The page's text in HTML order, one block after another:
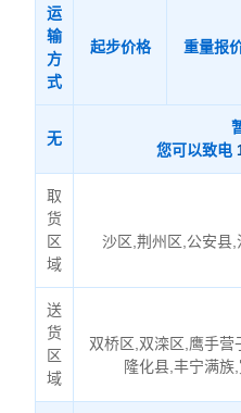
运
输
方
式
起步价格 重量报
无
您可以致电
取
货
区
域
沙区,荆州区,公安县,
送
货
区
域
双桥区,双滦区,鹰手营
隆化县,丰宁满族